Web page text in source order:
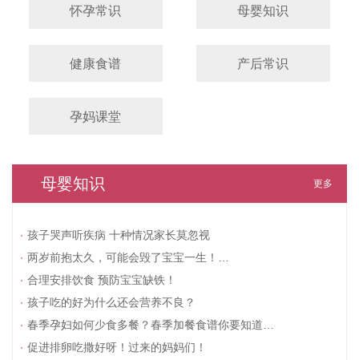
怀孕常识 母婴知识
健康食谱 产后常识
孕妈课堂
母婴知识 更多
孩子哭声听疾病 十种情况家长莫忽视
两岁前抱太久，可能会毁了宝宝一生！…
合理安排饮食 预防宝宝缺铁！
孩子吃的好为什么还会营养不良？
春季孕妇如何少食多餐？春季加餐食谱你要知道…
促进排卵吃撒好呀！过来的妈妈们！